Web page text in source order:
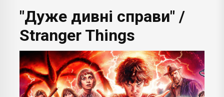
"Дуже дивні справи" /
Stranger Things